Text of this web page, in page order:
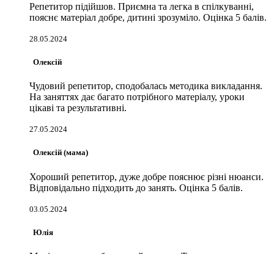
Репетитор підійшов. Приємна та легка в спілкуванні,
пояснє матеріал добре, дитині зрозуміло. Оцінка 5 балів.
28.05.2024
Олексій
Чудовий репетитор, сподобалась методика викладання.
На заняттях дає багато потрібного матеріалу, уроки
цікаві та результативні.
27.05.2024
Олексій (мама)
Хороший репетитор, дуже добре пояснює різні нюанси.
Відповідально підходить до занять. Оцінка 5 балів.
03.05.2024
Юлія